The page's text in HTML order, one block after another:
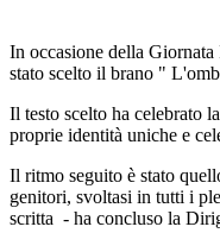
In occasione della
stato scelto il brano "
Il testo scelto ha celebrato
proprie identità uniche e
Il ritmo seguito è stato
genitori, svoltasi in tutti i
scritta - ha concluso la